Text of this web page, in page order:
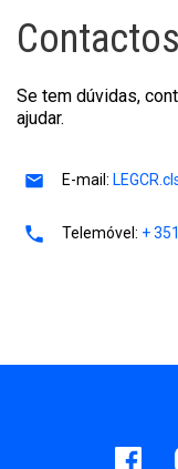
Contactos
Se tem dúvidas,
ajudar.
E-mail:
Telemóvel: +